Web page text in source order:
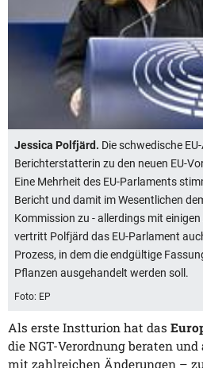
Jessica Polfjärd. Die schwedische
Berichterstatterin zu den neuen EU-
Eine Mehrheit des EU-Parlaments
Bericht und damit im Wesentlichen
Kommission zu - allerdings mit
vertritt Polfjärd das EU-Parlament
Prozess, in dem die endgültige
Pflanzen ausgehandelt werden soll.
Foto: EP
Als erste Instturion hat das
die NGT-Verordnung beraten
mit zahlreichen Änderungen –